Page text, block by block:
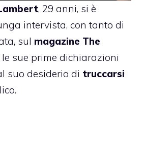
, 29 anni, si è
intervista, con tanto di
sul magazine The
le sue prime dichiarazioni
suo desiderio di truccarsi